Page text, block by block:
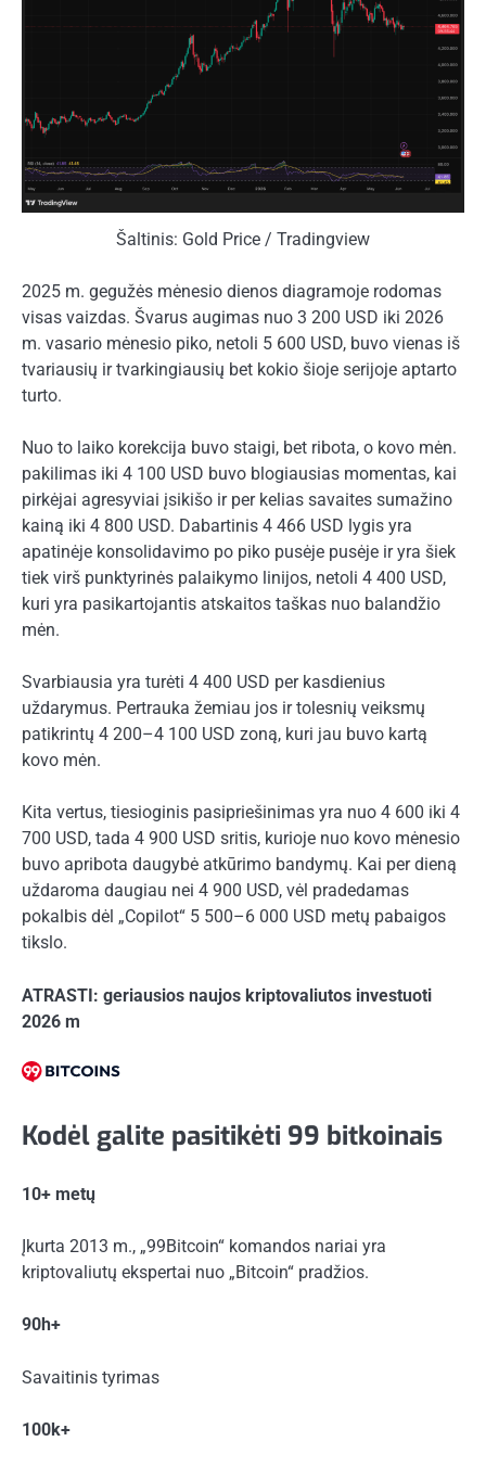
Šaltinis: Gold Price / Tradingview
2025 m. gegužės mėnesio dienos diagramoje rodomas
visas vaizdas. Švarus augimas nuo 3 200 USD iki 2026
m. vasario mėnesio piko, netoli 5 600 USD, buvo vienas iš
tvariausių ir tvarkingiausių bet kokio šioje serijoje aptarto
turto.
Nuo to laiko korekcija buvo staigi, bet ribota, o kovo mėn.
pakilimas iki 4 100 USD buvo blogiausias momentas, kai
pirkėjai agresyviai įsikišo ir per kelias savaites sumažino
kainą iki 4 800 USD. Dabartinis 4 466 USD lygis yra
apatinėje konsolidavimo po piko pusėje pusėje ir yra šiek
tiek virš punktyrinės palaikymo linijos, netoli 4 400 USD,
kuri yra pasikartojantis atskaitos taškas nuo balandžio
mėn.
Svarbiausia yra turėti 4 400 USD per kasdienius
uždarymus. Pertrauka žemiau jos ir tolesnių veiksmų
patikrintų 4 200–4 100 USD zoną, kuri jau buvo kartą
kovo mėn.
Kita vertus, tiesioginis pasipriešinimas yra nuo 4 600 iki 4
700 USD, tada 4 900 USD sritis, kurioje nuo kovo mėnesio
buvo apribota daugybė atkūrimo bandymų. Kai per dieną
uždaroma daugiau nei 4 900 USD, vėl pradedamas
pokalbis dėl „Copilot“ 5 500–6 000 USD metų pabaigos
tikslo.
ATRASTI: geriausios naujos kriptovaliutos investuoti
2026 m
Kodėl galite pasitikėti 99 bitkoinais
10+ metų
Įkurta 2013 m., „99Bitcoin“ komandos nariai yra
kriptovaliutų ekspertai nuo „Bitcoin“ pradžios.
90h+
Savaitinis tyrimas
100k+